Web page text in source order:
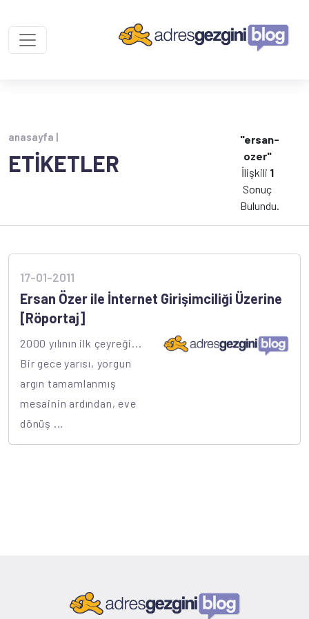
anasayfa |
ETİKETLER
"ersan-
ozer"
İlişkili 1
Sonuç
Bulundu.
17-01-2011
Ersan Özer ile İnternet Girişimciliği Üzerine
[Röportaj]
2000 yılının ilk çeyreği...
Bir gece yarısı, yorgun
argın tamamlanmış
mesainin ardından, eve
dönüş ...